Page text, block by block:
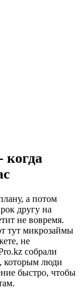
а потом
другу на
не вовремя.
тут микрозаймы
не
собрали
которым люди
быстро, чтобы